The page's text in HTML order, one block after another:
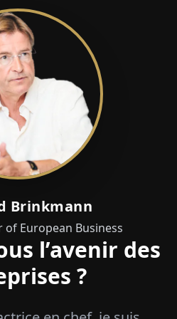
Brinkmann
European Business
l’avenir des
?